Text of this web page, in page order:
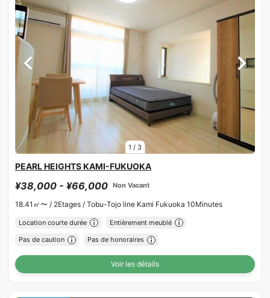
1 / 3
PEARL HEIGHTS KAMI-FUKUOKA
¥38,000 - ¥66,000 Non Vacant
18.41㎡〜 / 2Etages / Tobu-Tojo line Kami Fukuoka 10Minutes
Location courte durée Entièrement meublé
Pas de caution Pas de honoraires
Voir les détails